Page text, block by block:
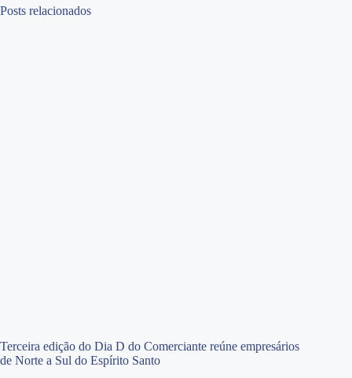
Posts relacionados
Terceira edição do Dia D do Comerciante reúne empresários
de Norte a Sul do Espírito Santo